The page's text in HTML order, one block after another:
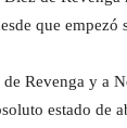
que empezó
Revenga y a
estado de